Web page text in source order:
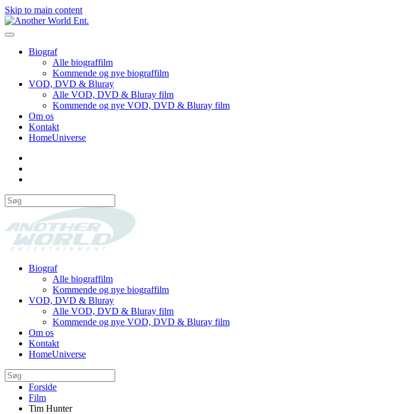
Skip to main content
Biograf
Alle biograffilm
Kommende og nye biograffilm
VOD, DVD & Bluray
Alle VOD, DVD & Bluray film
Kommende og nye VOD, DVD & Bluray film
Om os
Kontakt
HomeUniverse
Biograf
Alle biograffilm
Kommende og nye biograffilm
VOD, DVD & Bluray
Alle VOD, DVD & Bluray film
Kommende og nye VOD, DVD & Bluray film
Om os
Kontakt
HomeUniverse
Forside
Film
Tim Hunter